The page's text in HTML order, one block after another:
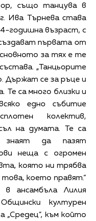
също танцува в
Ива Търнева става
годишна възраст, с
първата от
за тях е те
„Танцьорите
Държат се за ръце и
Те са много близки и
едно събитие
колектив,
на думата. Те са
знаят да пазят
неща с огромен
която ни трябва
това, което правят.“
ансамбъла Лилия
културен
към който